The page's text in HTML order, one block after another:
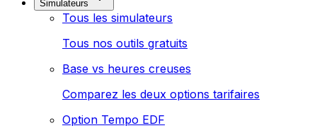
Simulateurs
Tous les simulateurs
Tous nos outils gratuits
Base vs heures creuses
Comparez les deux options tarifaires
Option Tempo EDF